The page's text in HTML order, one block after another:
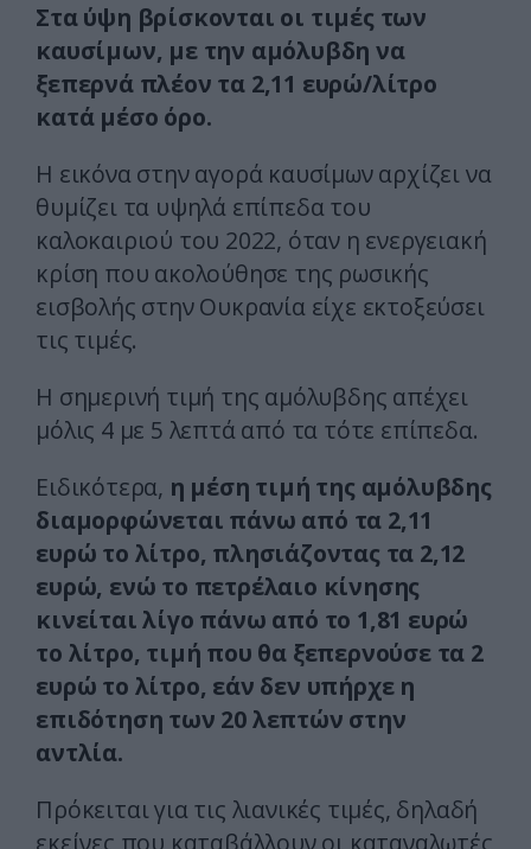
Στα ύψη βρίσκονται οι τιμές των
καυσίμων, με την αμόλυβδη να
ξεπερνά πλέον τα 2,11 ευρώ/λίτρο
κατά μέσο όρο.
Η εικόνα στην αγορά καυσίμων αρχίζει να
θυμίζει τα υψηλά επίπεδα του
καλοκαιριού του 2022, όταν η ενεργειακή
κρίση που ακολούθησε της ρωσικής
εισβολής στην Ουκρανία είχε εκτοξεύσει
τις τιμές.
Η σημερινή τιμή της αμόλυβδης απέχει
μόλις 4 με 5 λεπτά από τα τότε επίπεδα.
Ειδικότερα, η μέση τιμή της αμόλυβδης
διαμορφώνεται πάνω από τα 2,11
ευρώ το λίτρο, πλησιάζοντας τα 2,12
ευρώ, ενώ το πετρέλαιο κίνησης
κινείται λίγο πάνω από το 1,81 ευρώ
το λίτρο, τιμή που θα ξεπερνούσε τα 2
ευρώ το λίτρο, εάν δεν υπήρχε η
επιδότηση των 20 λεπτών στην
αντλία.
Πρόκειται για τις λιανικές τιμές, δηλαδή
εκείνες που καταβάλλουν οι καταναλωτές